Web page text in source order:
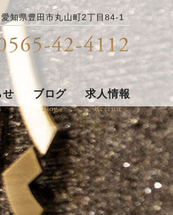
知県豊田市丸山町2丁目84-1
42-4112
せ ブログ
Blog
求人情報
Recruit